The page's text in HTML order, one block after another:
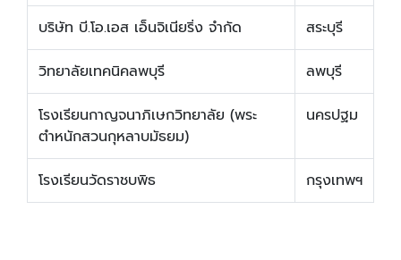
บริษัท บี.โอ.เอส เอ็นจิเนียริ่ง จำกัด สระบุรี
วิทยาลัยเทคนิคลพบุรี ลพบุรี
โรงเรียนกาญจนาภิเษกวิทยาลัย (พระ
ตำหนักสวนกุหลาบมัธยม)
นครปฐม
โรงเรียนวัดราชบพิธ กรุงเทพฯ